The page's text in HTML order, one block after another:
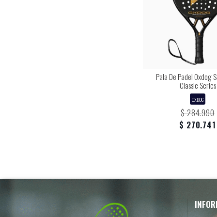
Pala De Padel Oxdog
Classic Series
OXDOG
$ 284.990
$ 270.741